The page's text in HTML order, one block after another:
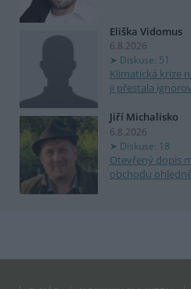
Eliška Vidomus
6.8.2026
Diskuse: 51
Klimatická krize
ji přestala
Jiří Michalisko
6.8.2026
Diskuse: 18
Otevřený dopis
obchodu